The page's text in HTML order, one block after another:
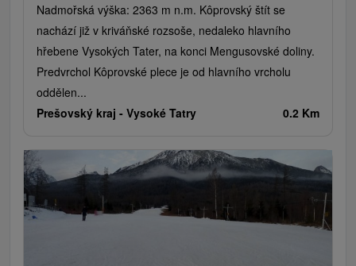
Nadmořská výška: 2363 m n.m. Kôprovský štít se
nachází již v kriváňské rozsoše, nedaleko hlavního
hřebene Vysokých Tater, na konci Mengusovské doliny.
Predvrchol Kôprovské plece je od hlavního vrcholu
oddělen...
Prešovský kraj - Vysoké Tatry 0.2 Km